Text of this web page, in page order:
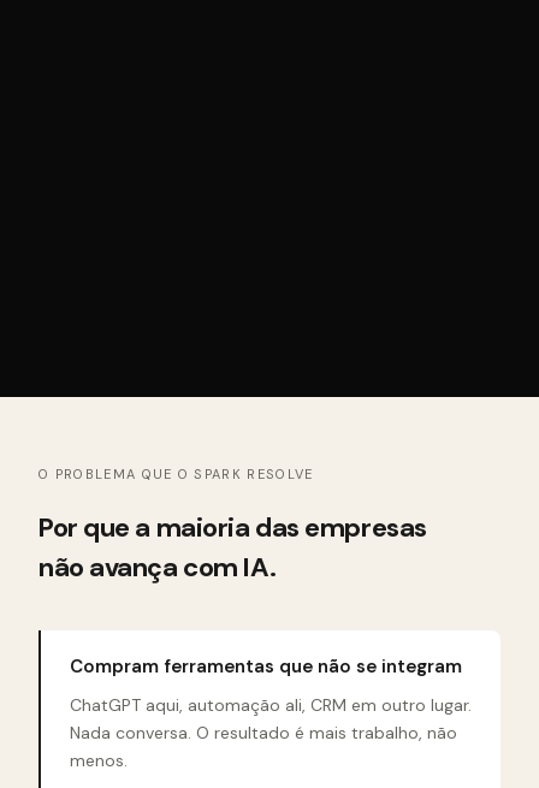
O PROBLEMA QUE O SPARK RESOLVE
Por que a maioria das empresas
não avança com IA.
Compram ferramentas que não se integram
ChatGPT aqui, automação ali, CRM em outro lugar.
Nada conversa. O resultado é mais trabalho, não
menos.